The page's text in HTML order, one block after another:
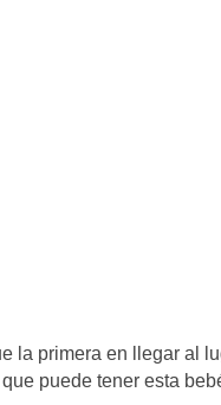
la primera en llegar al
puede tener esta